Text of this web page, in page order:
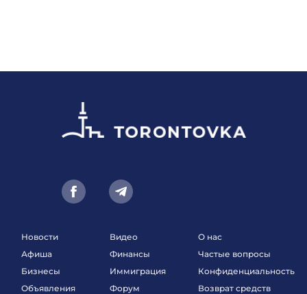
Новости
Афиша
Бизнесы
Объявления
Видео
Финансы
Иммиграция
Форум
О нас
Частые вопросы
Конфиденциальность
Возврат средств